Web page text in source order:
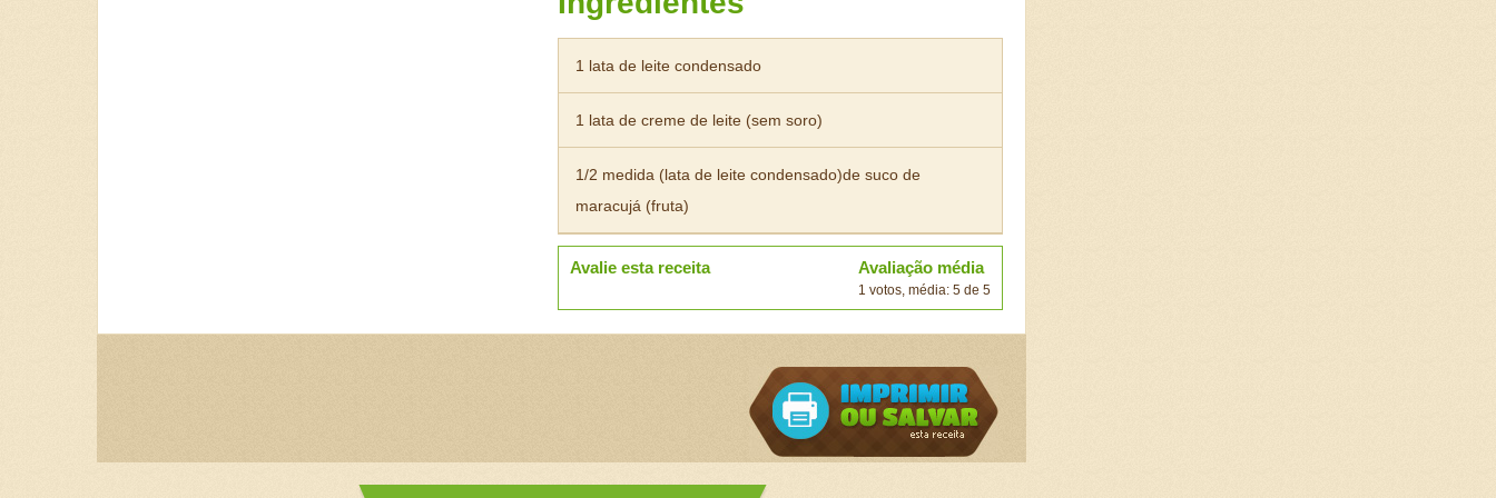
1 lata de leite condensado
1 lata de creme de leite (sem soro)
1/2 medida (lata de leite condensado)de suco de
maracujá (fruta)
Avalie esta receita Avaliação média
1 votos, média: 5 de 5